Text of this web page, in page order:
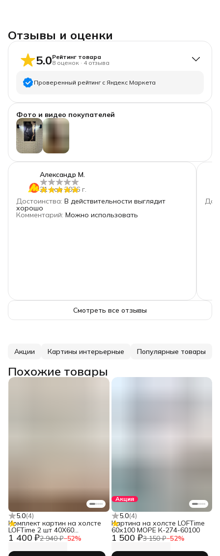
Отзывы и оценки
5.0Рейтинг товара
8 оценок · 4 отзыва
Проверенный рейтинг с Яндекс Маркета
5 звёзд
8
4 звезды
3 звезды
2 звезды
Фото и видео покупателей
Александр М.
21 мая 2026 г.
Достоинства: В действительности выглядит
хорошо
Комментарий: Можно использовать
Смотреть все отзывы
Акции Картины интерьерные Популярные товары
Похожие товары
5.0(4)
1 400 ₽2 940 ₽−52%
Комплект картин на холсте
LOFTime 2 шт 40Х60
Абстракция пятна беж зел
КC-1901-4060
Акция
5.0(4)
1 500 ₽3 150 ₽−52%
Картина на холсте LOFTime
60х100 МОРЕ К-274-60100